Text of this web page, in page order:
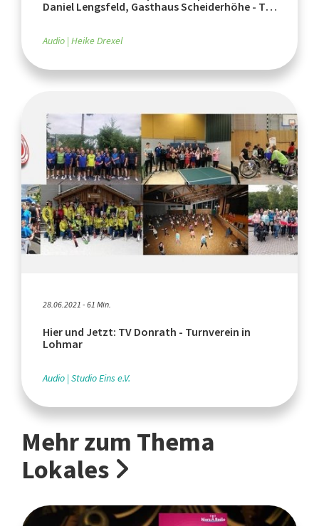
Daniel Lengsfeld, Gasthaus Scheiderhöhe - Teil
Audio Heike Drexel
28.06.2021 - 61 Min.
Hier und Jetzt: TV Donrath - Turnverein in
Lohmar
Audio Studio Eins e.V.
Mehr zum Thema
Lokales